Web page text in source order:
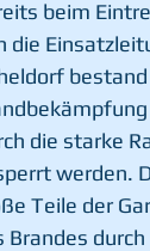
beim
die
die starke
werden.
Teile der
Brandes